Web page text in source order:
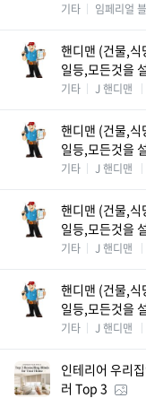
기타 임페리얼
핸디맨 (건물,
일등,모든것을
기타 J 핸디맨
핸디맨 (건물,
일등,모든것을
기타 J 핸디맨
핸디맨 (건물,
일등,모든것을
기타 J 핸디맨
핸디맨 (건물,
일등,모든것을
기타 J 핸디맨
인테리어 우리
러 Top 3